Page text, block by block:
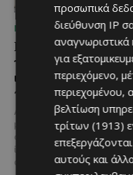
ΜΈΝΟΥΜΕ
Η Mercedes-Benz
γιορτάζει έναν αιώνα
ιστορίας και κοιτάζει
προς το μέλλον
Λίγες
μπορούν να ισχυριστούν
όνομά τους έγινε συνώνυμο
ίδιας της ιστορίας του
αυτοκινήτου. Η...
προσωπικά
διεύθυνση IP
αναγνωριστικά
για
περιεχόμενο,
περιεχομένου,
βελτίωση
τρίτων (1913)
αυτούς και